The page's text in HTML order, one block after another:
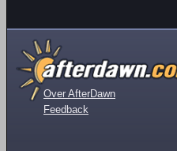
Over AfterDawn
Feedback